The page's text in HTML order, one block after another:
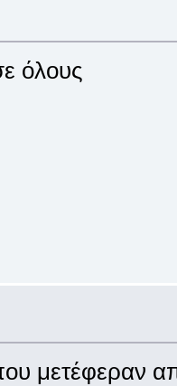
όλους
μετέφεραν